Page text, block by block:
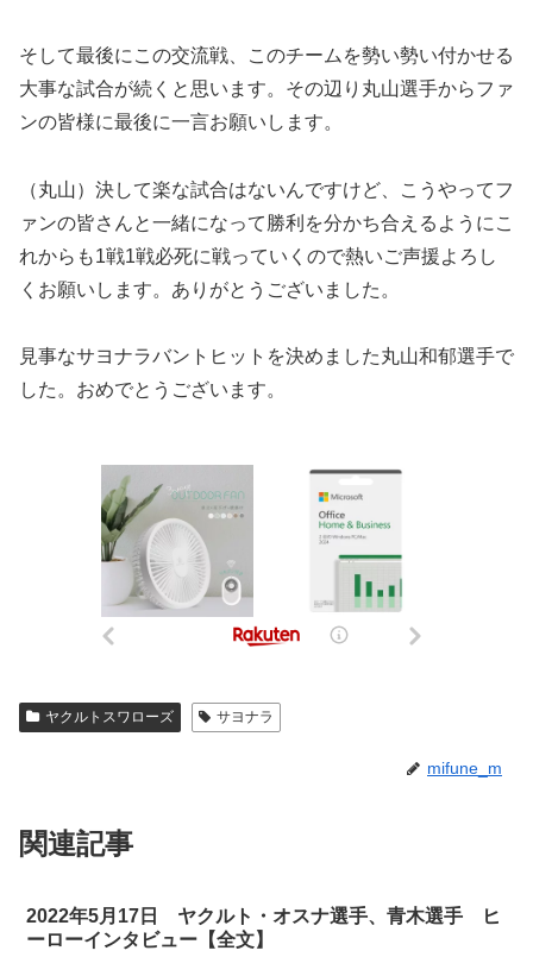
そして最後にこの交流戦、このチームを勢い勢い付かせる
大事な試合が続くと思います。その辺り丸山選手からファ
ンの皆様に最後に一言お願いします。
（丸山）決して楽な試合はないんですけど、こうやってフ
ァンの皆さんと一緒になって勝利を分かち合えるようにこ
れからも1戦1戦必死に戦っていくので熱いご声援よろし
くお願いします。ありがとうございました。
見事なサヨナラバントヒットを決めました丸山和郁選手で
した。おめでとうございます。
ヤクルトスワローズ サヨナラ
mifune_m
関連記事
2022年5月17日 ヤクルト・オスナ選手、青木選手 ヒ
ーローインタビュー【全文】